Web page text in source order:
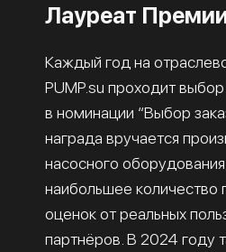
Лауреат
Каждый год на
PUMP.su проходит
в номинации “Выбор
награда вручается
насосного
наибольшее количество
оценок от реальных
партнёров. В 2024 году